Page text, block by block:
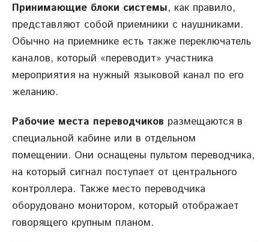
Принимающие блоки системы, как правило,
представляют собой приемники с наушниками.
Обычно на приемнике есть также переключатель
каналов, который «переводит» участника
мероприятия на нужный языковой канал по его
желанию.
Рабочие места переводчиков размещаются в
специальной кабине или в отдельном
помещении. Они оснащены пультом переводчика,
на который сигнал поступает от центрального
контроллера. Также место переводчика
оборудовано монитором, который отображает
говорящего крупным планом.